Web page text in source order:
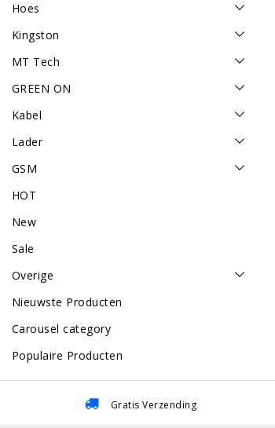
Hoes
Kingston
MT Tech
GREEN ON
Kabel
Lader
GSM
HOT
New
Sale
Overige
Nieuwste Producten
Carousel category
Populaire Producten
Gratis Verzending